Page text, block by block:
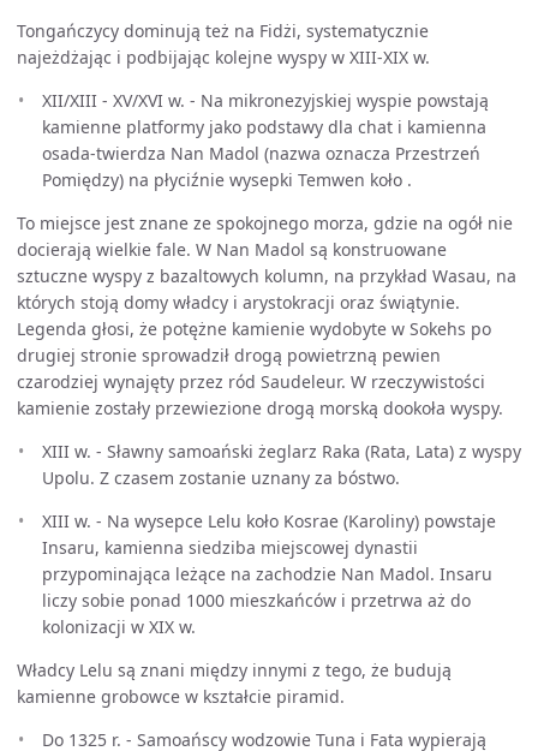
Tongańczycy dominują też na Fidżi, systematycznie
najeżdżając i podbijając kolejne wyspy w XIII-XIX w.
XII/XIII - XV/XVI w. - Na mikronezyjskiej wyspie powstają
kamienne platformy jako podstawy dla chat i kamienna
osada-twierdza Nan Madol (nazwa oznacza Przestrzeń
Pomiędzy) na płyciźnie wysepki Temwen koło .
To miejsce jest znane ze spokojnego morza, gdzie na ogół nie
docierają wielkie fale. W Nan Madol są konstruowane
sztuczne wyspy z bazaltowych kolumn, na przykład Wasau, na
których stoją domy władcy i arystokracji oraz świątynie.
Legenda głosi, że potężne kamienie wydobyte w Sokehs po
drugiej stronie sprowadził drogą powietrzną pewien
czarodziej wynajęty przez ród Saudeleur. W rzeczywistości
kamienie zostały przewiezione drogą morską dookoła wyspy.
XIII w. - Sławny samoański żeglarz Raka (Rata, Lata) z wyspy
Upolu. Z czasem zostanie uznany za bóstwo.
XIII w. - Na wysepce Lelu koło Kosrae (Karoliny) powstaje
Insaru, kamienna siedziba miejscowej dynastii
przypominająca leżące na zachodzie Nan Madol. Insaru
liczy sobie ponad 1000 mieszkańców i przetrwa aż do
kolonizacji w XIX w.
Władcy Lelu są znani między innymi z tego, że budują
kamienne grobowce w kształcie piramid.
Do 1325 r. - Samoańscy wodzowie Tuna i Fata wypierają